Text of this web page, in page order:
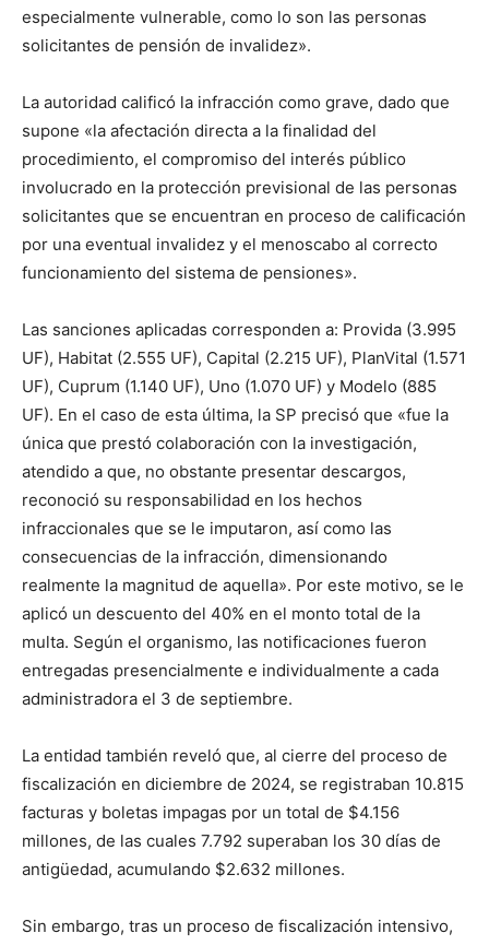
especialmente vulnerable, como lo son las personas
solicitantes de pensión de invalidez».
La autoridad calificó la infracción como grave, dado que
supone «la afectación directa a la finalidad del
procedimiento, el compromiso del interés público
involucrado en la protección previsional de las personas
solicitantes que se encuentran en proceso de calificación
por una eventual invalidez y el menoscabo al correcto
funcionamiento del sistema de pensiones».
Las sanciones aplicadas corresponden a: Provida (3.995
UF), Habitat (2.555 UF), Capital (2.215 UF), PlanVital (1.571
UF), Cuprum (1.140 UF), Uno (1.070 UF) y Modelo (885
UF). En el caso de esta última, la SP precisó que «fue la
única que prestó colaboración con la investigación,
atendido a que, no obstante presentar descargos,
reconoció su responsabilidad en los hechos
infraccionales que se le imputaron, así como las
consecuencias de la infracción, dimensionando
realmente la magnitud de aquella». Por este motivo, se le
aplicó un descuento del 40% en el monto total de la
multa. Según el organismo, las notificaciones fueron
entregadas presencialmente e individualmente a cada
administradora el 3 de septiembre.
La entidad también reveló que, al cierre del proceso de
fiscalización en diciembre de 2024, se registraban 10.815
facturas y boletas impagas por un total de $4.156
millones, de las cuales 7.792 superaban los 30 días de
antigüedad, acumulando $2.632 millones.
Sin embargo, tras un proceso de fiscalización intensivo,